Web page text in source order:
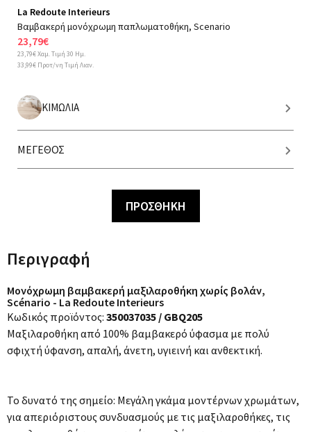
La Redoute Interieurs
Βαμβακερή μονόχρωμη παπλωματοθήκη, Scenario
23,79€
23,79€ Χαμ. Τιμή 30 Ημ.
33,99€ Προτ/νη Τιμή Λιαν.
ΚΙΜΩΛΙΑ
ΜΕΓΕΘΟΣ
ΠΡΟΣΘΗΚΗ
Περιγραφή
Μονόχρωμη βαμβακερή μαξιλαροθήκη χωρίς βολάν,
Scénario - La Redoute Interieurs
Κωδικός προϊόντος: 350037035 / GBQ205
Μαξιλαροθήκη από 100% βαμβακερό ύφασμα με πολύ
σφιχτή ύφανση, απαλή, άνετη, υγιεινή και ανθεκτική.
Το δυνατό της σημείο: Μεγάλη γκάμα μοντέρνων χρωμάτων,
για απεριόριστους συνδυασμούς με τις μαξιλαροθήκες, τις